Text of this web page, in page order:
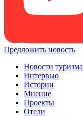
Предложить новость
Новости туризма
Интервью
Истории
Мнение
Проекты
Отели